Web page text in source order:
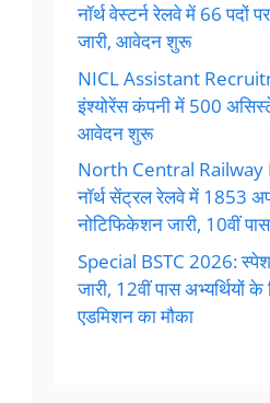
नॉर्थ वेस्टर्न रेलवे में 66 पदों
जारी, आवेदन शुरू
NICL Assistant
इंश्योरेंस कंपनी में 500
आवेदन शुरू
North Central
नॉर्थ सेंट्रल रेलवे में 1853
नोटिफिकेशन जारी, 10वीं
Special BSTC 2026:
जारी, 12वीं पास अभ्यर्थियों के
एडमिशन का मौका